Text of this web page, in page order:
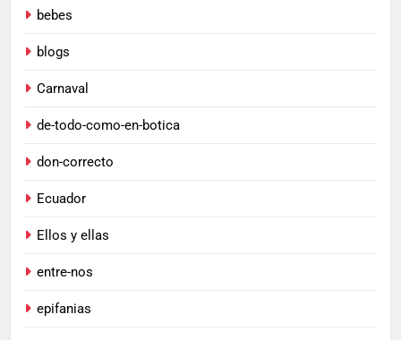
bebes
blogs
Carnaval
de-todo-como-en-botica
don-correcto
Ecuador
Ellos y ellas
entre-nos
epifanias